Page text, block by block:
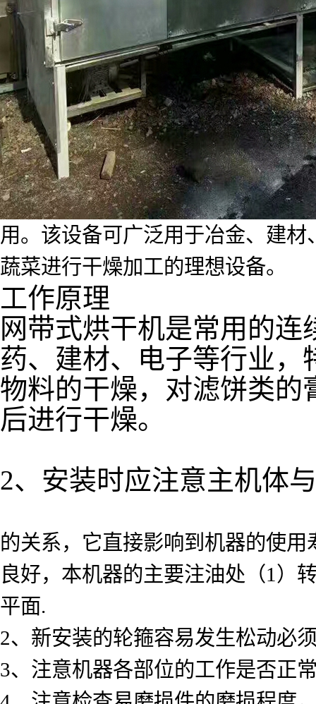
用。该设备可广泛用于冶金、建
蔬菜进行干燥加工的理想设备。
工作原理
网带式烘干机是常用的
药、建材、电子等行业
物料的干燥，对滤饼类的
后进行干燥。
2、安装时应注意主机体
的关系，它直接影响到机器的使
良好，本机器的主要注油处（1）
平面.
2、新安装的轮箍容易发生松动必
3、注意机器各部位的工作是否正